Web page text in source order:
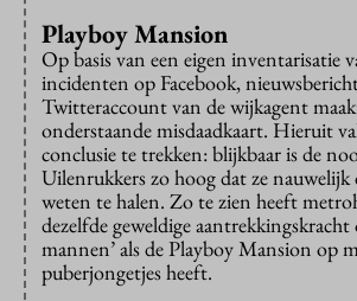
Playboy Mansion
Op basis van een eigen inventarisatie
incidenten op Facebook,
Twitteraccount van de wijkagent
onderstaande misdaadkaart. Hieruit
conclusie te trekken: blijkbaar is de
Uilenrukkers zo hoog dat ze nauwelijk
weten te halen. Zo te zien heeft
dezelfde geweldige aantrekkingskracht
mannen’ als de Playboy Mansion op
puberjongetjes heeft.